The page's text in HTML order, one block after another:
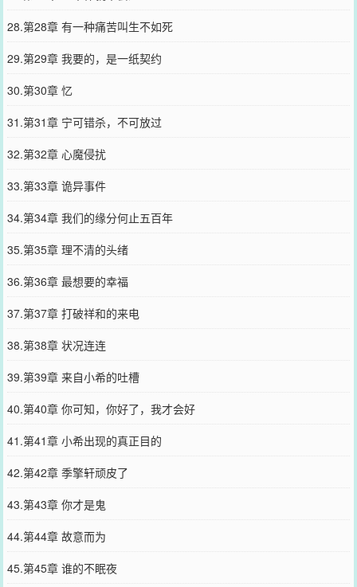
28.第28章 有一种痛苦叫生不如死
29.第29章 我要的，是一纸契约
30.第30章 忆
31.第31章 宁可错杀，不可放过
32.第32章 心魔侵扰
33.第33章 诡异事件
34.第34章 我们的缘分何止五百年
35.第35章 理不清的头绪
36.第36章 最想要的幸福
37.第37章 打破祥和的来电
38.第38章 状况连连
39.第39章 来自小希的吐槽
40.第40章 你可知，你好了，我才会好
41.第41章 小希出现的真正目的
42.第42章 季擎轩顽皮了
43.第43章 你才是鬼
44.第44章 故意而为
45.第45章 谁的不眠夜